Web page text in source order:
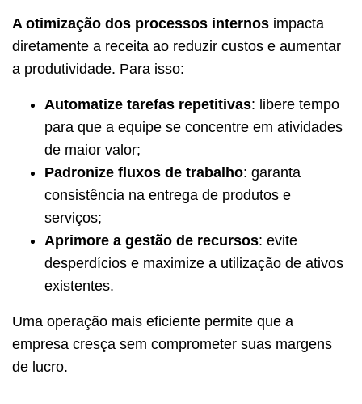
A otimização dos processos internos impacta
diretamente a receita ao reduzir custos e aumentar
a produtividade. Para isso:
Automatize tarefas repetitivas: libere tempo
para que a equipe se concentre em atividades
de maior valor;
Padronize fluxos de trabalho: garanta
consistência na entrega de produtos e
serviços;
Aprimore a gestão de recursos: evite
desperdícios e maximize a utilização de ativos
existentes.
Uma operação mais eficiente permite que a
empresa cresça sem comprometer suas margens
de lucro.